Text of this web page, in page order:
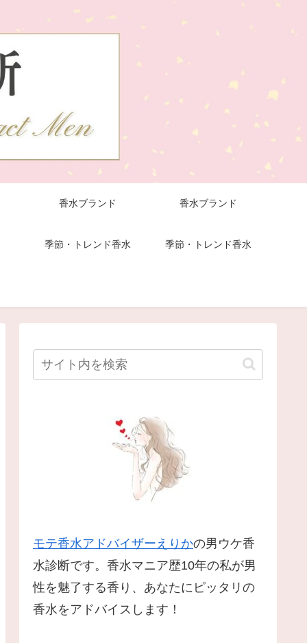
香水ブランド 香水ブランド
季節・トレンド香水 季節・トレンド香水
モテ香水アドバイザーえりかの男ウケ香
水診断です。香水マニア歴10年の私が男
性を魅了する香り、あなたにピッタリの
香水をアドバイスします！